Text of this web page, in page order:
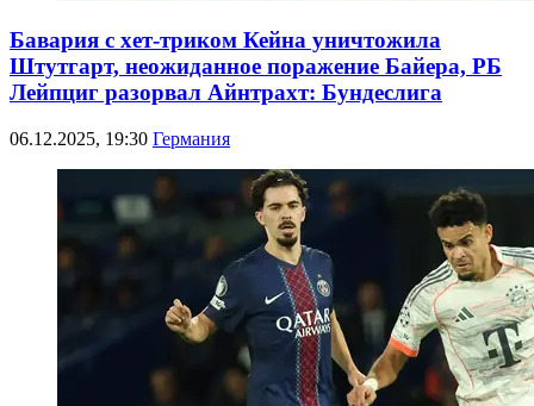
Бавария с хет-триком Кейна уничтожила
Штутгарт, неожиданное поражение Байера, РБ
Лейпциг разорвал Айнтрахт: Бундеслига
06.12.2025, 19:30 Германия